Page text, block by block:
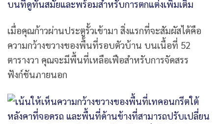
เมื่อคุณก้าวผ่านประตูรั้วเข้ามา สิ่งแรกที่จะสัมผัสได้คือ
ความกว้างขวางของพื้นที่รอบตัวบ้าน บนเนื้อที่ 52
ตารางวา คุณจะมีพื้นที่เหลือเฟือสำหรับการจัดสรร
ฟังก์ชันภายนอก